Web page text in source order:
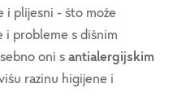
i plijesni - što može
i probleme s dišnim
oni s antialergijskim
razinu higijene i